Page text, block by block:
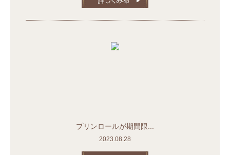
プリンロールが期間限...
2023.08.28